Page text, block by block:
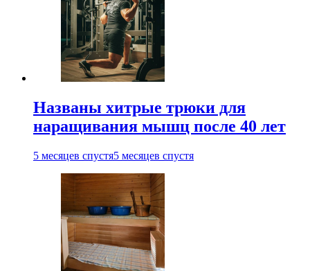
Названы хитрые трюки для
наращивания мышц после 40 лет
5 месяцев спустя5 месяцев спустя